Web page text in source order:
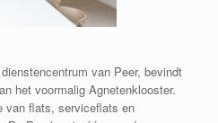
van Peer, bevindt
het voormalig Agnetenklooster.
van flats, serviceflats en